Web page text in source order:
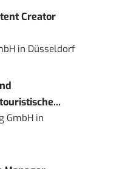
Creator
in Düsseldorf
GmbH in